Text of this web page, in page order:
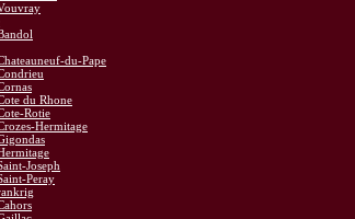
du-Pape
du Rhone
Rotie
Hermitage
Joseph
Peray